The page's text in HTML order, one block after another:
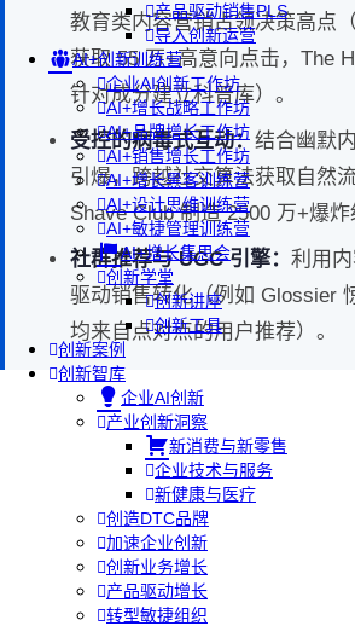
产品驱动销售PLS
导入创新运营
AI+创新训练营
企业AI创新工作坊
AI+增长战略工作坊
AI+品牌增长工作坊
AI+销售增长工作坊
AI+增长黑客训练营
AI+设计思维训练营
AI+敏捷管理训练营
AI+增长集思会
创新学堂
创新讲座
创新工具
创新案例
创新智库
企业AI创新
产业创新洞察
新消费与新零售
企业技术与服务
新健康与医疗
创造DTC品牌
加速企业创新
创新业务增长
产品驱动增长
转型敏捷组织
教育类内容营销占领决策高点
获取 55 万+高意向点击，The
针对成分建立科普库）。
受控的病毒式互动： 结合幽默
引爆，跨越社交算法获取自然
Shave Club 制造 2500 万+爆炸
社群推荐与 UGC 引擎： 利用
驱动销售转化（例如 Glossier
均来自点对点的用户推荐）。